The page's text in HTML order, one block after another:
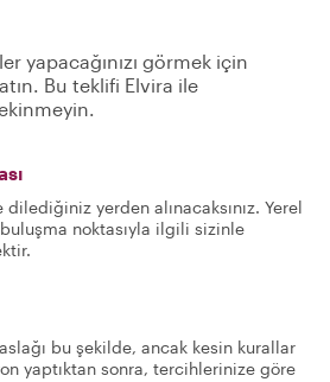
yapacağınızı görmek için
Bu teklifi Elvira ile
yerden alınacaksınız. Yerel
noktasıyla ilgili sizinle
bu şekilde, ancak kesin kurallar
yaptıktan sonra, tercihlerinize göre